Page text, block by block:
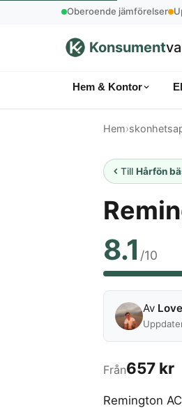
Oberoende jämförelser
Konsument
Hem & Kontor
Hem›
TillHårfön
8.1 /10
Av
Från657 kr
Remington